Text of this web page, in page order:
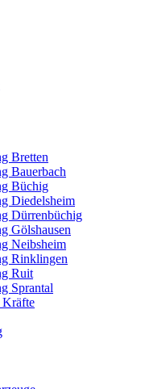
Bretten
Bauerbach
Büchig
Diedelsheim
Dürrenbüchig
Gölshausen
Neibsheim
Rinklingen
Ruit
Sprantal
Kräfte